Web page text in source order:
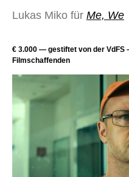
Lukas Miko für Me, We
€ 3.000 — gestiftet von der VdFS
Filmschaffenden